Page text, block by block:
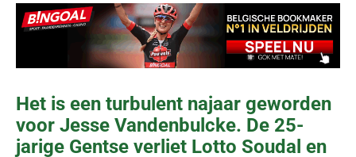
Het is een turbulent najaar geworden
voor Jesse Vandenbulcke. De 25-
jarige Gentse verliet Lotto Soudal en